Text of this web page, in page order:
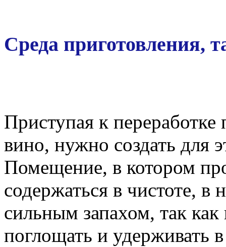
Среда приготовления,
Приступая к переработке
вино, нужно создать для
Помещение, в котором
содержаться в чистоте, в
сильным запахом, так
поглощать и удерживать в